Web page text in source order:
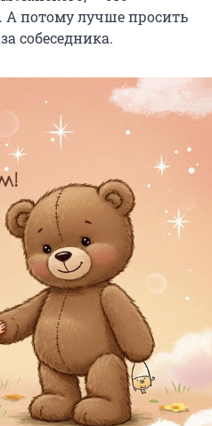
А потому лучше просить
собеседника.